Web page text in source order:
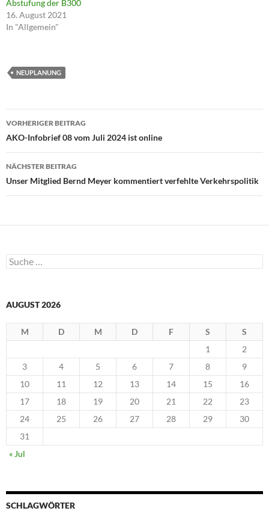
i
n
n
e
e
n
r
e
ö
f
n
e
t
)
Abstufung der B300
16. August 2021
In "Allgemein"
NEUPLANUNG
Beitragsnavigation
VORHERIGER BEITRAG
AKO-Infobrief 08 vom Juli 2024 ist online
NÄCHSTER BEITRAG
Unser Mitglied Bernd Meyer kommentiert verfehlte Verkehrspolitik
Suche
nach:
AUGUST 2026
M D M D F S
S
1
2
3
4 5 6 7 8
9
10
11 12 13 14 15
16
17
18 19 20 21 22
23
24
25 26 27 28 29
30
31
« Jul
SCHLAGWÖRTER